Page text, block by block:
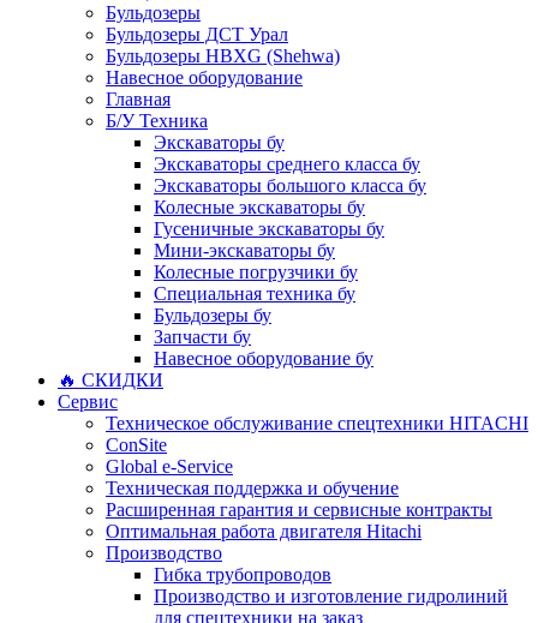
Бульдозеры
Бульдозеры ДСТ Урал
Бульдозеры HBXG (Shehwa)
Навесное оборудование
Главная
Б/У Техника
Экскаваторы бу
Экскаваторы среднего класса бу
Экскаваторы большого класса бу
Колесные экскаваторы бу
Гусеничные экскаваторы бу
Мини-экскаваторы бу
Колесные погрузчики бу
Специальная техника бу
Бульдозеры бу
Запчасти бу
Навесное оборудование бу
🔥 СКИДКИ
Сервис
Техническое обслуживание спецтехники HITACHI
ConSite
Global e-Service
Техническая поддержка и обучение
Расширенная гарантия и сервисные контракты
Оптимальная работа двигателя Hitachi
Производство
Гибка трубопроводов
Производство и изготовление гидролиний
для спецтехники на заказ